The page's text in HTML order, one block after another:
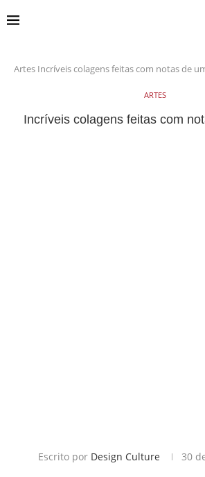
Artes Incríveis colagens feitas com notas de
ARTES
Incríveis colagens feitas com
Escrito por Design Culture 30